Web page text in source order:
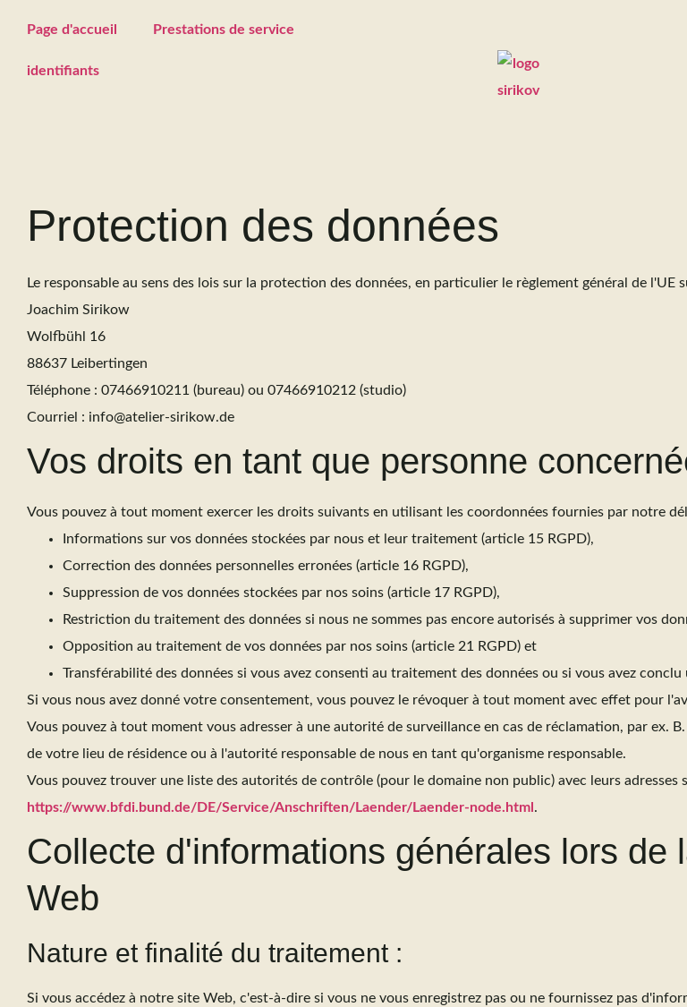
Page d'accueil Prestations de service
identifiants
Protection des données
Le responsable au sens des lois sur la protection des données, en particulier le règlement général de l'UE
Joachim Sirikow
Wolfbühl 16
88637 Leibertingen
Téléphone : 07466910211 (bureau) ou 07466910212 (studio)
Courriel : info@atelier-sirikow.de
Vos droits en tant que personne
Vous pouvez à tout moment exercer les droits suivants en utilisant les coordonnées fournies par notre
Informations sur vos données stockées par nous et leur traitement (article 15 RGPD),
Correction des données personnelles erronées (article 16 RGPD),
Suppression de vos données stockées par nos soins (article 17 RGPD),
Restriction du traitement des données si nous ne sommes pas encore autorisés à supprimer vos
Opposition au traitement de vos données par nos soins (article 21 RGPD) et
Transférabilité des données si vous avez consenti au traitement des données ou si vous avez
Si vous nous avez donné votre consentement, vous pouvez le révoquer à tout moment avec effet pour
Vous pouvez à tout moment vous adresser à une autorité de surveillance en cas de réclamation, par ex.
de votre lieu de résidence ou à l'autorité responsable de nous en tant qu'organisme responsable.
Vous pouvez trouver une liste des autorités de contrôle (pour le domaine non public) avec leurs adresses
https://www.bfdi.bund.de/DE/Service/Anschriften/Laender/Laender-node.html .
Collecte d'informations générales lors de
Web
Nature et finalité du traitement :
Si vous accédez à notre site Web, c'est-à-dire si vous ne vous enregistrez pas ou ne fournissez pas